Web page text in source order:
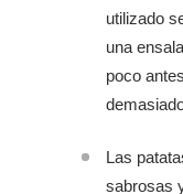
utilizado
una
poco
Las
sabrosas